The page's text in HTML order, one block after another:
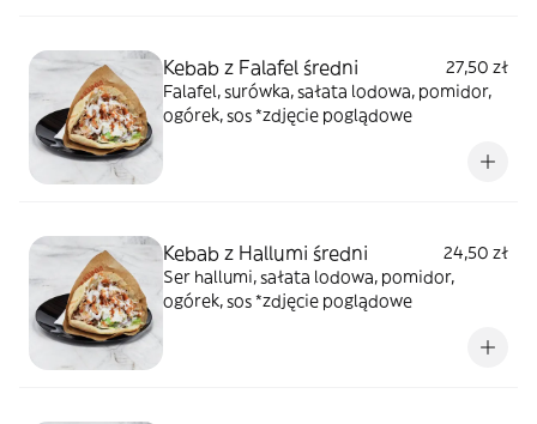
Kebab z Falafel średni
27,50 zł
Falafel, surówka, sałata lodowa, pomidor,
ogórek, sos *zdjęcie poglądowe
Kebab z Hallumi średni
24,50 zł
Ser hallumi, sałata lodowa, pomidor,
ogórek, sos *zdjęcie poglądowe